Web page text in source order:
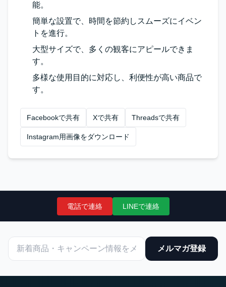
能。
簡単な設置で、時間を節約しスムーズにイベン
トを進行。
大型サイズで、多くの観客にアピールできま
す。
多様な使用目的に対応し、利便性が高い商品で
す。
Facebookで共有 Xで共有 Threadsで共有
Instagram用画像をダウンロード
電話で連絡 LINEで連絡
メルマガ登録